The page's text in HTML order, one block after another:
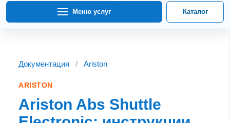
Меню услуг Каталог
Документация / Ariston
ARISTON
Ariston Abs Shuttle